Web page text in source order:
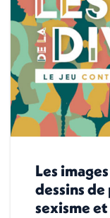
Les
dessins
sexisme et